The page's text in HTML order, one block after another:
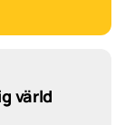
värld